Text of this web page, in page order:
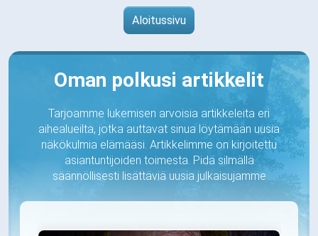
Aloitussivu
Oman polkusi artikkelit
Tarjoamme lukemisen arvoisia artikkeleita eri
aihealueilta, jotka auttavat sinua löytämään uusia
näkökulmia elämääsi. Artikkelimme on kirjoitettu
asiantuntijoiden toimesta. Pidä silmällä
säännöllisesti lisättäviä uusia julkaisujamme